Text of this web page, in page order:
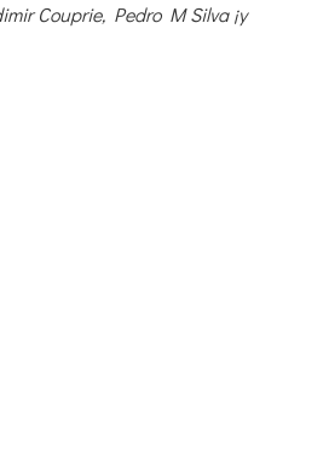
Couprie, Pedro M Silva ¡y